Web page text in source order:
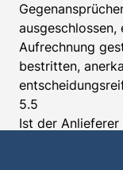
ausgeschlossen,
Aufrechnung
bestritten,
5.5
Ist der
Forderungen zu